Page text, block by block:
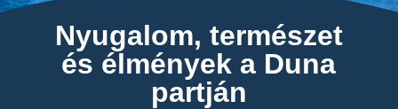
Nyugalom, természet
és élmények a Duna
partján